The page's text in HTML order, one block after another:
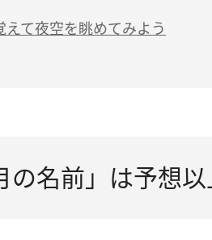
えて夜空を眺めてみよう
の名前」は予想